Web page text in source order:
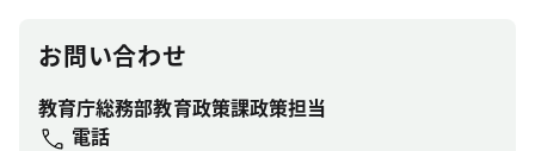
お問い合わせ
教育庁総務部教育政策課政策担当
電話